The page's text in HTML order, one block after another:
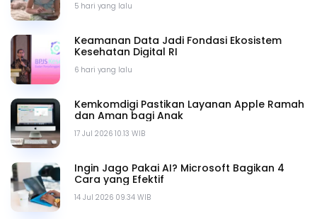
5 hari yang lalu
6 hari yang lalu
Keamanan Data Jadi Fondasi Ekosistem
Kesehatan Digital RI
17 Jul 2026 10.13 WIB
Kemkomdigi Pastikan Layanan Apple Ramah
dan Aman bagi Anak
14 Jul 2026 09.34 WIB
Ingin Jago Pakai AI? Microsoft Bagikan 4
Cara yang Efektif